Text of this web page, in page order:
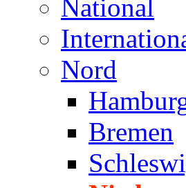
National
Nord
Bremen